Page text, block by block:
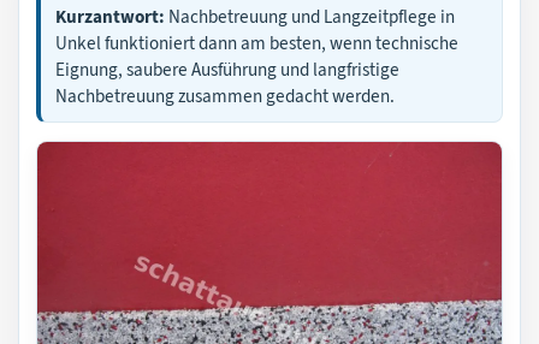
Kurzantwort: Nachbetreuung und Langzeitpflege in
Unkel funktioniert dann am besten, wenn technische
Eignung, saubere Ausführung und langfristige
Nachbetreuung zusammen gedacht werden.